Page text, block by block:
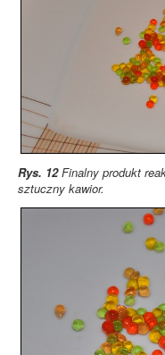
Rys. 12Finalny produkt
sztuczny kawior.